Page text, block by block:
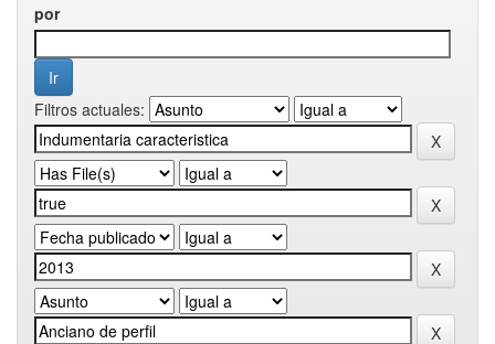
por
Filtros actuales: